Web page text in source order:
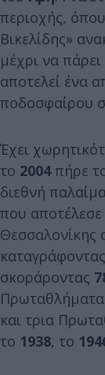
περιοχής,
Βικελίδης»
μέχρι να
αποτελεί ένα
ποδοσφαίρου
Έχει
το 2004πήρε
διεθνή
που
Θεσσαλονίκης
καταγράφοντας
σκοράροντας
και τρια
το 1938, το